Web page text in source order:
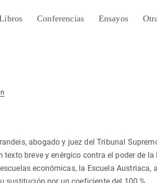
Conferencias Ensayos
abogado y juez del Tribunal
breve y enérgico contra el poder de
económicas, la Escuela Austriaca,